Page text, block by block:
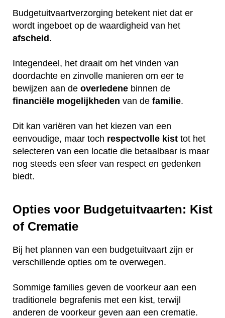
Budgetuitvaartverzorging betekent niet dat er
wordt ingeboet op de waardigheid van het
afscheid .
Integendeel, het draait om het vinden van
doordachte en zinvolle manieren om eer te
bewijzen aan de overledene binnen de
financiële mogelijkheden van de familie.
Dit kan variëren van het kiezen van een
eenvoudige, maar toch respectvolle kist tot het
selecteren van een locatie die betaalbaar is maar
nog steeds een sfeer van respect en gedenken
biedt.
Opties voor Budgetuitvaarten: Kist
of Crematie
Bij het plannen van een budgetuitvaart zijn er
verschillende opties om te overwegen.
Sommige families geven de voorkeur aan een
traditionele begrafenis met een kist, terwijl
anderen de voorkeur geven aan een crematie.